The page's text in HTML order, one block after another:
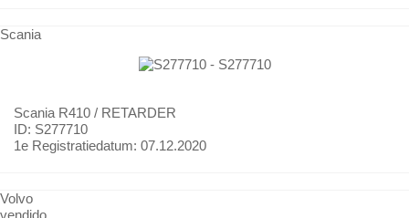
Scania
Scania R410 / RETARDER
ID: S277710
1e Registratiedatum: 07.12.2020
Volvo
vendido